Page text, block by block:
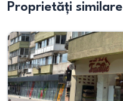
Proprietăți similare